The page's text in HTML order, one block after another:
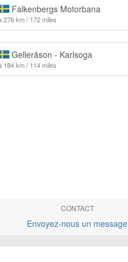
Falkenbergs Motorbana
276 km / 172 miles
Gelleråson - Karlsoga
184 km / 114 miles
CONTACT
Envoyez-nous un message